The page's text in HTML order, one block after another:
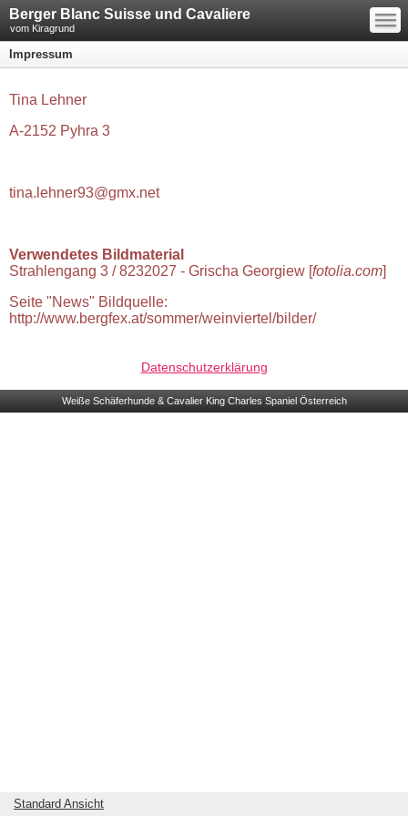
Berger Blanc Suisse und Cavaliere
vom Kiragrund
—
—
—
Impressum
Tina Lehner
A-2152 Pyhra 3
tina.lehner93@gmx.net
Verwendetes Bildmaterial
Strahlengang 3 / 8232027 - Grischa Georgiew [fotolia.com]
Seite "News" Bildquelle:
http://www.bergfex.at/sommer/weinviertel/bilder/
Datenschutzerklärung
Weiße Schäferhunde & Cavalier King Charles Spaniel Österreich
Standard Ansicht